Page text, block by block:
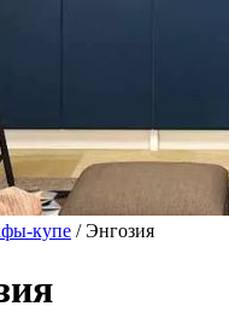
купе / Энгозия